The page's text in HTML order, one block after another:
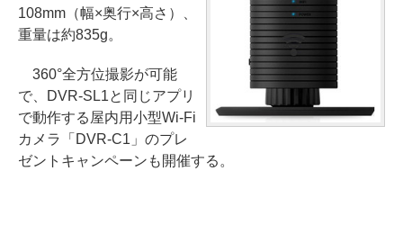
108mm（幅×奥行×高さ）、
重量は約835g。
360°全方位撮影が可能
で、DVR-SL1と同じアプリ
で動作する屋内用小型Wi-Fi
カメラ「DVR-C1」のプレ
ゼントキャンペーンも開催する。